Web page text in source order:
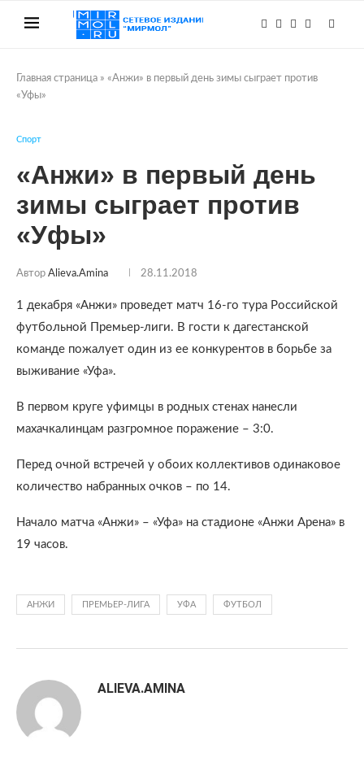
Главная страница » «Анжи» в первый день зимы сыграет против
«Уфы»
Спорт
«Анжи» в первый день
зимы сыграет против
«Уфы»
Автор Alieva.amina 28.11.2018
1 декабря «Анжи» проведет матч 16-го тура Российской
футбольной Премьер-лиги. В гости к дагестанской
команде пожалует один из ее конкурентов в борьбе за
выживание «Уфа».
В первом круге уфимцы в родных стенах нанесли
махачкалинцам разгромное поражение – 3:0.
Перед очной встречей у обоих коллективов одинаковое
количество набранных очков – по 14.
Начало матча «Анжи» – «Уфа» на стадионе «Анжи Арена» в
19 часов.
АНЖИ ПРЕМЬЕР-ЛИГА УФА ФУТБОЛ
ALIEVA.AMINA